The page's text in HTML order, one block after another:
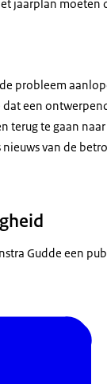
jaarplan
probleem
een
terug te gaan
van de
Gudde een